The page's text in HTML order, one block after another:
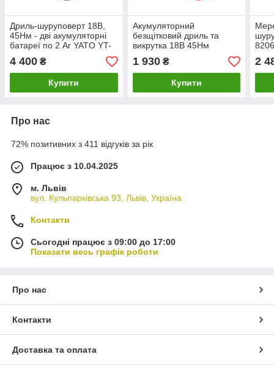
Дриль-шуруповерт 18В,
45Нм - дві акумуляторні
батареї по 2 Аг YATO YT-
8277905
4 400 ₴
Купити
Акумуляторний
безщітковий дриль та
викрутка 18В 45Нм
(Корпус) YATO YT-827790
1 930₴
Купити
2
Про нас
72% позитивних з 411 відгуків за рік
Працює з 10.04.2025
м. Львів
вул. Кульпарківська 93, Львів, Україна
Контакти
Сьогодні працює з 09:00 до 17:00
Показати весь графік роботи
Про нас
Контакти
Доставка та оплата